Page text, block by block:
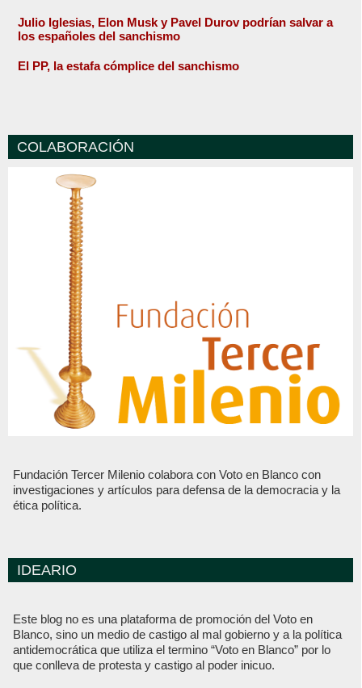
Julio Iglesias, Elon Musk y Pavel Durov podrían salvar a
los españoles del sanchismo
El PP, la estafa cómplice del sanchismo
COLABORACIÓN
Fundación Tercer Milenio colabora con Voto en Blanco con
investigaciones y artículos para defensa de la democracia y la
ética política.
IDEARIO
Este blog no es una plataforma de promoción del Voto en
Blanco, sino un medio de castigo al mal gobierno y a la política
antidemocrática que utiliza el termino “Voto en Blanco” por lo
que conlleva de protesta y castigo al poder inicuo.